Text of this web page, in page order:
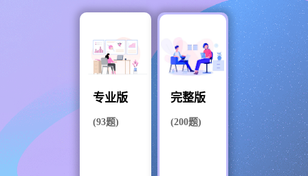
专业版
(93题)
完整版
(200题)